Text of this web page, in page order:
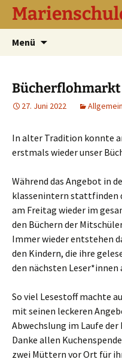
Menü
Bücherflohmarkt
27. Juni 2022 Allgemein
In alter Tradition konnte
erstmals wieder unser
Während das Angebot in
klassenintern stattfinden
am Freitag wieder im
den Büchern der
Immer wieder entstehen
den Kindern, die ihre
den nächsten Leser*innen
So viel Lesestoff machte
mit seinen leckeren
Abwechslung im Laufe
Danke allen
zwei Müttern vor Ort für